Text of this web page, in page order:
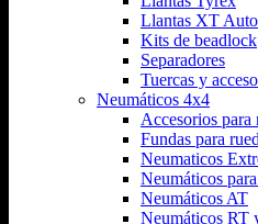
Llantas XT
Kits de beadlock
Separadores
Tuercas y
Neumáticos 4x4
Accesorios para
Fundas para
Neumaticos
Neumáticos
Neumáticos AT
Neumáticos RT